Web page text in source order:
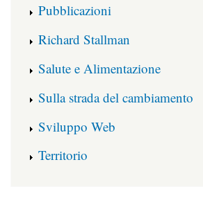
Pubblicazioni
Richard Stallman
Salute e Alimentazione
Sulla strada del cambiamento
Sviluppo Web
Territorio